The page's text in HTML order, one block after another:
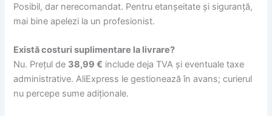
Posibil, dar nerecomandat. Pentru etanșeitate și siguranță,
mai bine apelezi la un profesionist.
Există costuri suplimentare la livrare?
Nu. Prețul de 38,99 € include deja TVA și eventuale taxe
administrative. AliExpress le gestionează în avans; curierul
nu percepe sume adiționale.